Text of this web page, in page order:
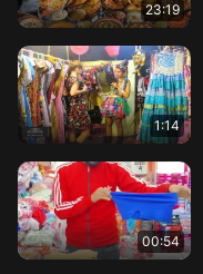
23:19
1:14
00:54